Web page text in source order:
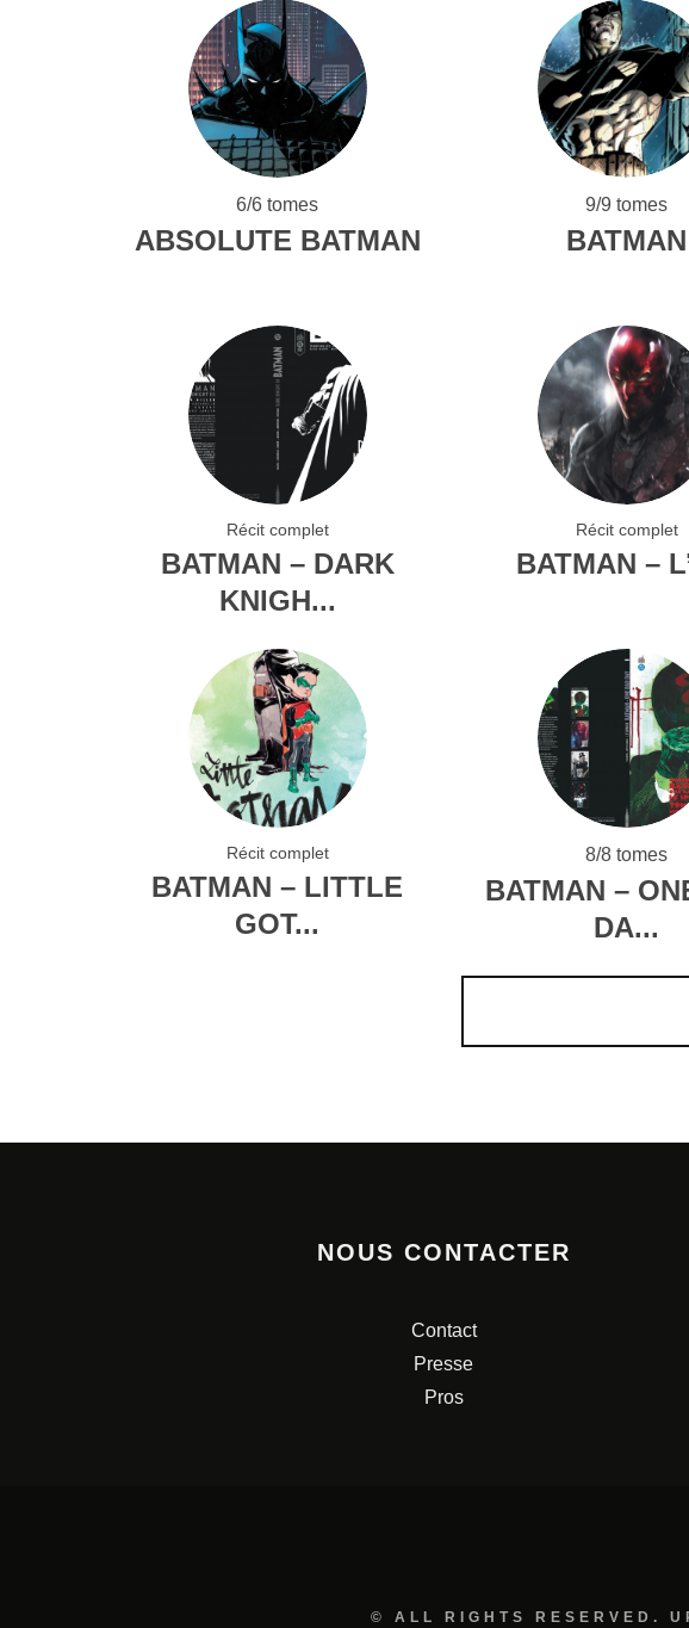
6/6 tomes
ABSOLUTE BATMAN
9/9 tomes
BATMAN
Récit complet
BATMAN – DARK
KNIGH...
Récit complet
BATMAN –
Récit complet
BATMAN – LITTLE
GOT...
8/8 tomes
BATMAN –
DA...
NOUS CONTACTER
Contact
Presse
Pros
© ALL RIGHTS RESERVED.